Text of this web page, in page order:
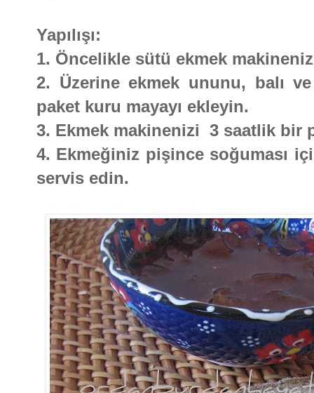
Yapılışı:
1. Öncelikle sütü ekmek
2. Üzerine ekmek ununu, balı
paket kuru mayayı ekleyin.
3. Ekmek makinenizi 3 saatlik bir
4. Ekmeğiniz pişince soğuması
servis edin.